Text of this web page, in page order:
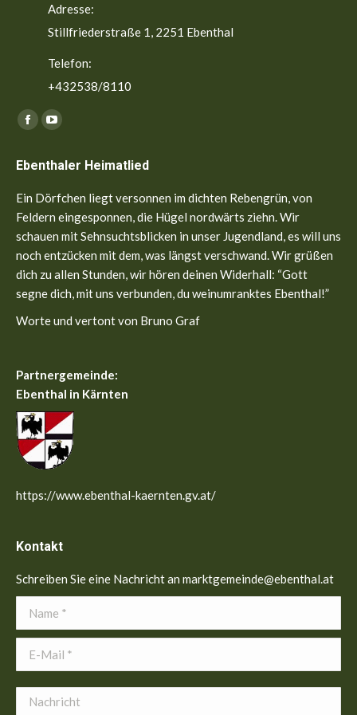
Adresse:
Stillfriederstraße 1, 2251 Ebenthal
Telefon:
+432538/8110
Finden Sie uns auf:
Facebook
opens
in
new
window
YouTube
opens
in
new
window
Ebenthaler Heimatlied
Ein Dörfchen liegt versonnen im dichten Rebengrün, von
Feldern eingesponnen, die Hügel nordwärts ziehn. Wir
schauen mit Sehnsuchtsblicken in unser Jugendland, es will uns
noch entzücken mit dem, was längst verschwand. Wir grüßen
dich zu allen Stunden, wir hören deinen Widerhall: “Gott
segne dich, mit uns verbunden, du weinumranktes Ebenthal!”
Worte und vertont von Bruno Graf
Partnergemeinde:
Ebenthal in Kärnten
https://www.ebenthal-kaernten.gv.at/
Kontakt
Schreiben Sie eine Nachricht an marktgemeinde@ebenthal.at
Name *
E-Mail *
Nachricht